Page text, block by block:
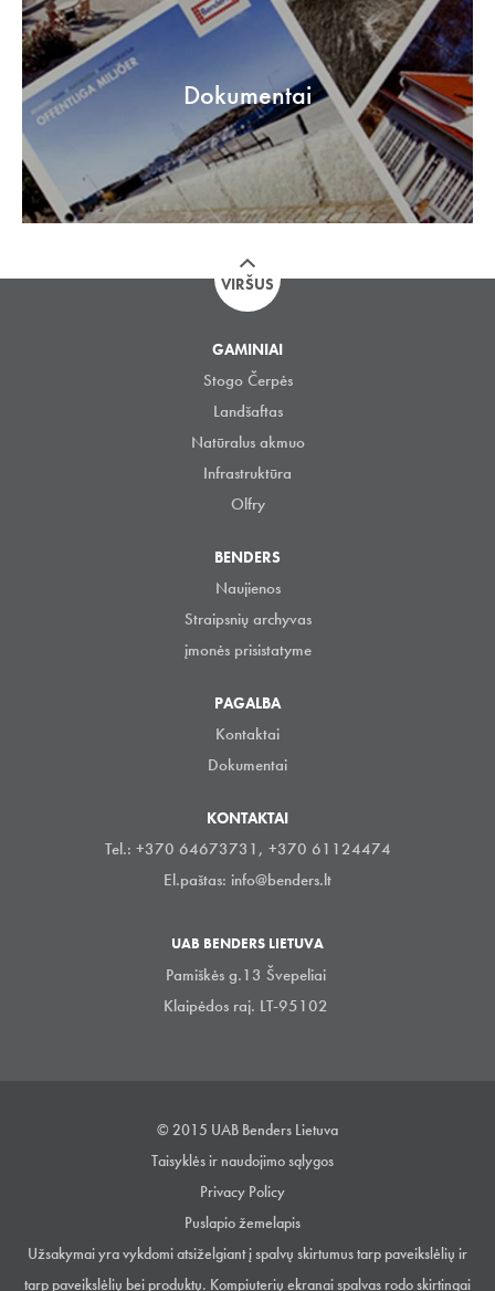
Dokumentai
VIRŠUS
GAMINIAI
Stogo Čerpės
Landšaftas
Natūralus akmuo
Infrastruktūra
Olfry
BENDERS
Naujienos
Straipsnių archyvas
įmonės prisistatyme
PAGALBA
Kontaktai
Dokumentai
KONTAKTAI
Tel.: +370 64673731, +370 61124474
El.paštas: info@benders.lt
UAB BENDERS LIETUVA
Pamiškės g.13 Švepeliai
Klaipėdos raj. LT-95102
© 2015 UAB Benders Lietuva
Taisyklės ir naudojimo sąlygos
Privacy Policy
Puslapio žemelapis
Užsakymai yra vykdomi atsiželgiant į spalvų skirtumus tarp paveikslėlių ir
tarp paveikslėlių bei produktų. Kompiuterių ekranai spalvas rodo skirtingai